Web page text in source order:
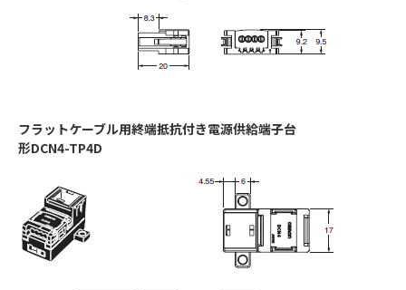
フラットケーブル用終端抵抗付き電源供給端子台
形DCN4-TP4D